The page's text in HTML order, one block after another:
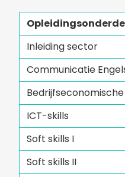
Inleiding sector
Communicatie
ICT-skills
Soft skills I
Soft skills II